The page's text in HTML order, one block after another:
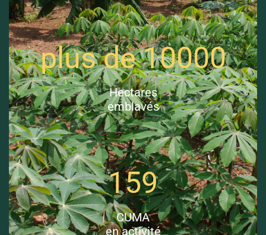
plus de 10000
Hectares
emblavés
159
CUMA
en activité